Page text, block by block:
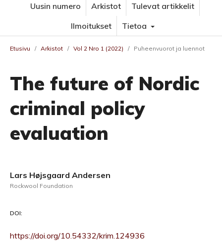
Uusin numero Arkistot
Tulevat artikkelit
Ilmoitukset
Tietoa
Etusivu / Arkistot / Vol 2 Nro 1 (2022) / Puheenvuorot ja luennot
The future of Nordic
criminal policy
evaluation
Lars Højsgaard Andersen
Rockwool Foundation
DOI:
https://doi.org/10.54332/krim.124936